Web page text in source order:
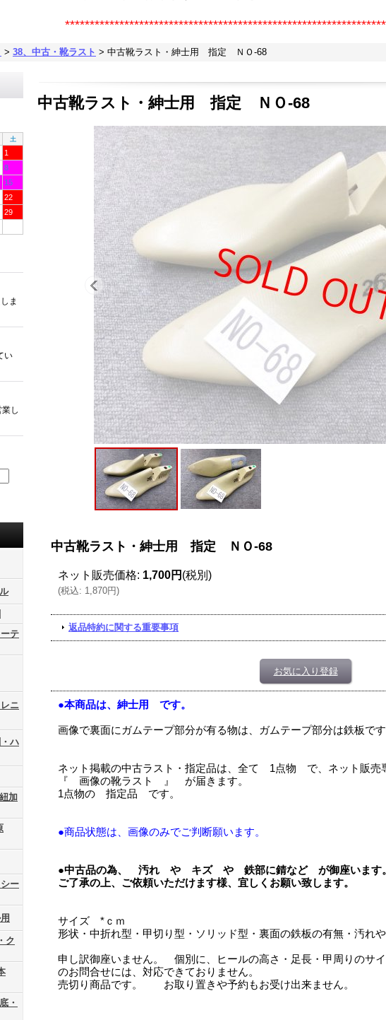
> 38、中古・靴ラスト > 中古靴ラスト・紳士用 指定 ＮＯ-68
土
1
8
15
22
29
ま
い
し
テ
ニ
ハ
加
ー
ク
・
中古靴ラスト・紳士用 指定 ＮＯ-68
中古靴ラスト・紳士用 指定 ＮＯ-68
ネット販売価格: 1,700円 (税別)
(税込: 1,870円)
返品特約に関する重要事項
お気に入り登録
●本商品は、紳士用 です。
画像で裏面にガムテープ部分が有る物は、ガムテープ部分は鉄板です
ネット掲載の中古ラスト・指定品は、全て 1点物 で、ネット販売
『 画像の靴ラスト 』 が届きます。
1点物の 指定品 です。
●商品状態は、画像のみでご判断願います。
●中古品の為、 汚れ や キズ や 鉄部に錆など が御座いま
ご了承の上、ご依頼いただけます様、宜しくお願い致します。
サイズ *ｃｍ
形状・中折れ型・甲切り型・ソリッド型・裏面の鉄板の有無・汚れ
申し訳御座いません。 個別に、ヒールの高さ・足長・甲周りのサ
のお問合せには、対応できておりません。
売切り商品です。 お取り置きや予約もお受け出来ません。